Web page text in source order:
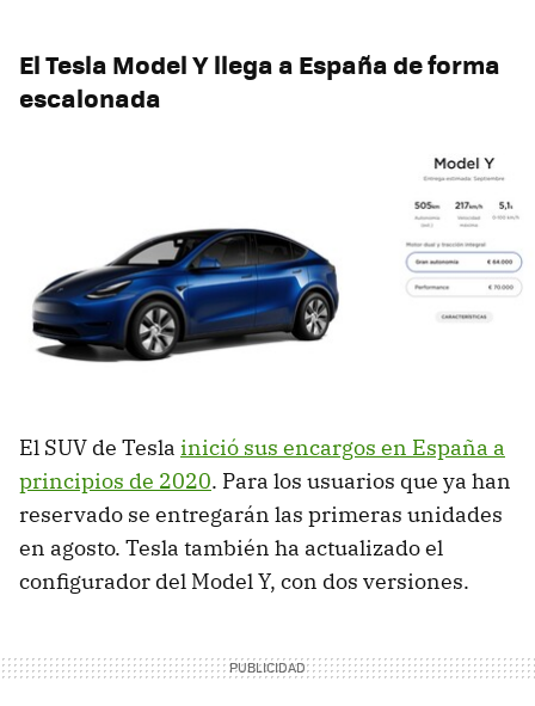
El Tesla Model Y llega a España de forma
escalonada
El SUV de Tesla inició sus encargos en España a
principios de 2020. Para los usuarios que ya han
reservado se entregarán las primeras unidades
en agosto. Tesla también ha actualizado el
configurador del Model Y, con dos versiones.